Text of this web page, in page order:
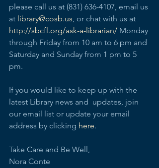
please call us at (831) 636-4107, email us
at library@cosb.us, or chat with us at
http://sbcfl.org/ask-a-librarian/ Monday
through Friday from 10 am to 6 pm and
Saturday and Sunday from 1 pm to 5
pm.
If you would like to keep up with the
latest Library news and  updates, join
our email list or update your email
address by clicking here.
Take Care and Be Well,
Nora Conte